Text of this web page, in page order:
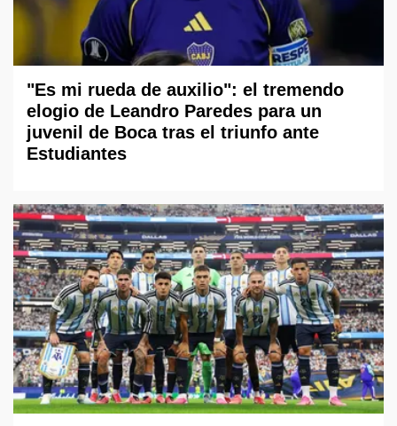
"Es mi rueda de auxilio": el tremendo
elogio de Leandro Paredes para un
juvenil de Boca tras el triunfo ante
Estudiantes